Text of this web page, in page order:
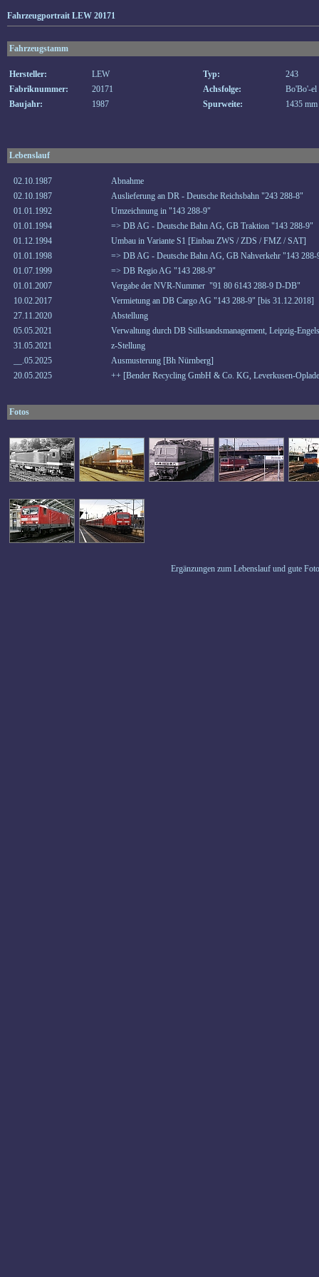
Fahrzeugportrait LEW 20171
Fahrzeugstamm
Hersteller: LEW Typ:
243
Fabriknummer:
20171 Achsfolge:
Bo'Bo'-el
Baujahr:
1987 Spurweite: 1435 mm
Lebenslauf
02.10.1987
Abnahme
02.10.1987
Auslieferung an DR - Deutsche Reichsbahn "243 288-8"
01.01.1992
Umzeichnung in "143 288-9"
01.01.1994
=> DB AG - Deutsche Bahn AG, GB Traktion "143 288-9"
01.12.1994
Umbau in Variante S1 [Einbau ZWS / ZDS / FMZ / SAT]
01.01.1998
=> DB AG - Deutsche Bahn AG, GB Nahverkehr "143 288-
01.07.1999
=> DB Regio AG "143 288-9"
01.01.2007
Vergabe der NVR-Nummer "91 80 6143 288-9 D-DB"
10.02.2017
Vermietung an DB Cargo AG "143 288-9" [bis 31.12.2018]
27.11.2020
Abstellung
05.05.2021
Verwaltung durch DB Stillstandsmanagement, Leipzig-
31.05.2021
z-Stellung
__.05.2025
Ausmusterung [Bh Nürnberg]
20.05.2025
++ [Bender Recycling GmbH & Co. KG, Leverkusen-
Fotos
Ergänzungen zum Lebenslauf und gute